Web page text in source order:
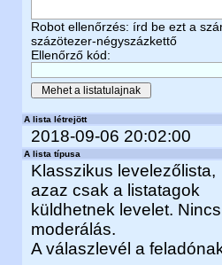
Robot ellenőrzés: írd be ezt a
százötezer-négyszázkettő
Ellenőrző kód:
A lista létrejött
2018-09-06 20:02:00
A lista típusa
Klasszikus levelezőlista,
azaz csak a listatagok
küldhetnek levelet. Nincs
moderálás.
A válaszlevél a